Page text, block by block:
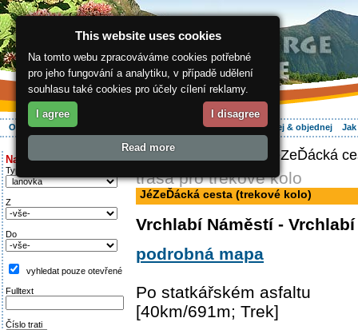
O regionu Aktivně Ubytování Hledej & objednej
Najděte si:
Typ trati
Z
Do
vyhledat pouze otevřené
Fulltext
Číslo trati
ergis.cz > JéZeĎácká
trasa pro trekové kolo
JéZeĎácká cesta (trekové kolo)
Vrchlabí Náměstí -
podrobná mapa
Po statkářském asfaltu
[40km/691m; Trek]
This website uses cookies
Na tomto webu zpracováváme cookies potřebné
pro jeho fungování a analytiku, v případě udělení
souhlasu také cookies pro účely cílení reklamy.
I agree I disagree
Read more